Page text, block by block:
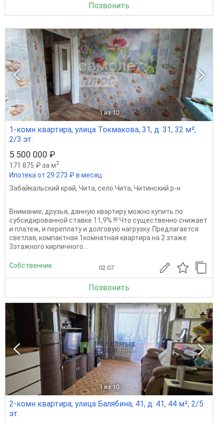
Позвонить
1 из 10
1-комн квартира, улица Токмакова, 31, д. 31, 32 м²,
2/3 эт.
5 500 000 ₽
171 875 ₽ за м2
Ипотека от 29 273 ₽ в месяц
Забайкальский край, Чита, село Чита, Читинский р-н
Внимание, друзья, данную квартиру можно купить по
субсидированной ставке 11,9% !!! Что существенно снижает
и платеж, и переплату и долговую нагрузку. Предлагается
светлая, компактная 1комнатная квартира на 2 этаже
3этажного кирпичного...
Собственник 02.07
Позвонить
1 из 10
2-комн квартира, улица Балябина, 41, д. 41, 44 м², 2/5
эт.